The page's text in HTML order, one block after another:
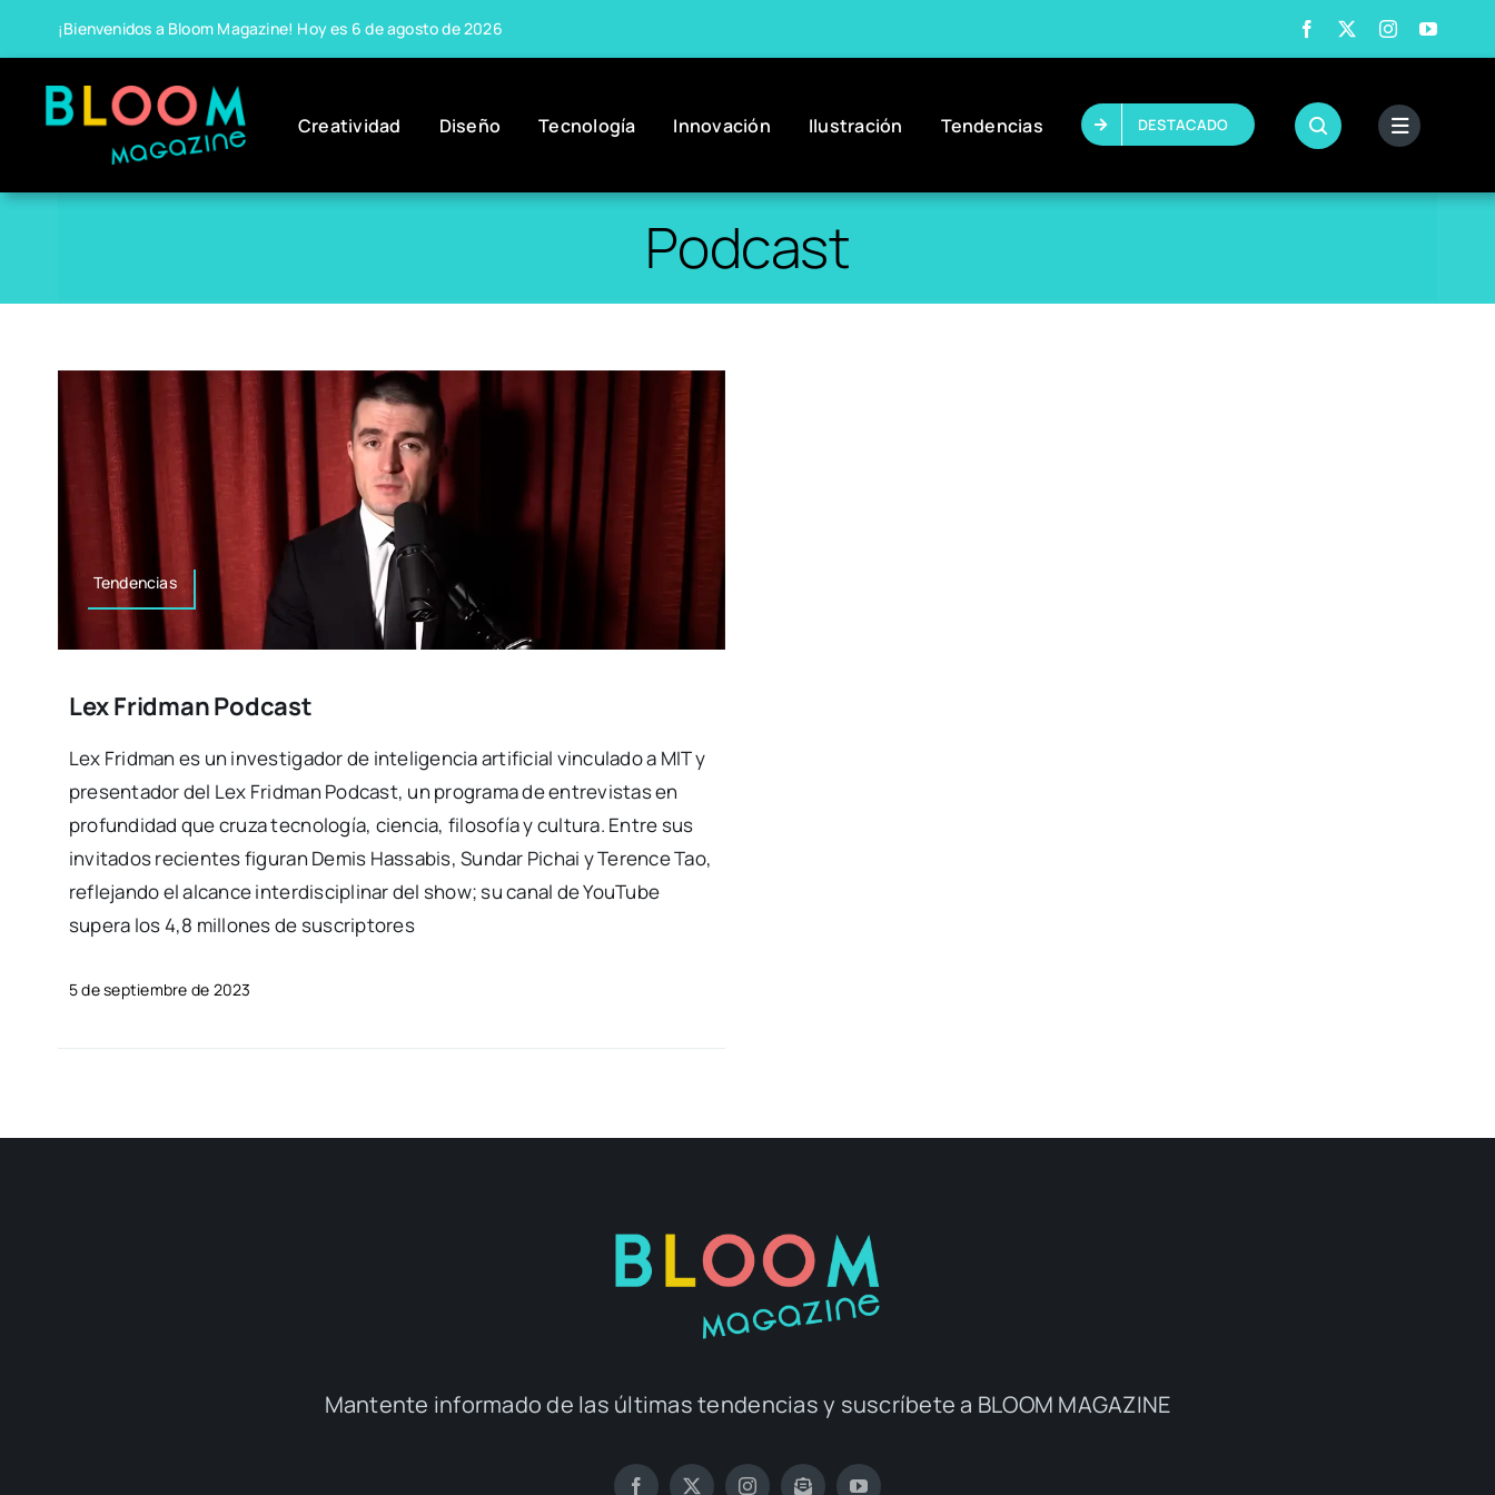
content
¡Bienvenidos a Bloom Magazine! Hoy es 6 de agosto de 2026
Creatividad Diseño Tecnología Innovación Ilustración Tendencias DESTACADO
Podcast
Tendencias
Lex Fridman Podcast
Lex Fridman es un investigador de inteligencia artificial vinculado a MIT y
presentador del Lex Fridman Podcast, un programa de entrevistas en
profundidad que cruza tecnología, ciencia, filosofía y cultura. Entre sus
invitados recientes figuran Demis Hassabis, Sundar Pichai y Terence Tao,
reflejando el alcance interdisciplinar del show; su canal de YouTube
supera los 4,8 millones de suscriptores
5 de septiembre de 2023
Mantente informado de las últimas tendencias y suscríbete a BLOOM MAGAZINE